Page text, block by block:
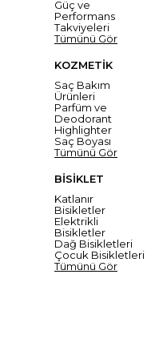
Güç ve
Performans
Takviyeleri
Tümünü Gör
KOZMETİK
Saç Bakım
Ürünleri
Parfüm ve
Deodorant
Highlighter
Saç Boyası
Tümünü Gör
BİSİKLET
Katlanır
Bisikletler
Elektrikli
Bisikletler
Dağ Bisikletleri
Çocuk Bisikletleri
Tümünü Gör